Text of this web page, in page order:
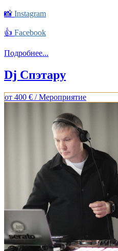
📸 Instagram
👍 Facebook
Подробнее...
Dj Спэтару
от 400 € / Мероприятие